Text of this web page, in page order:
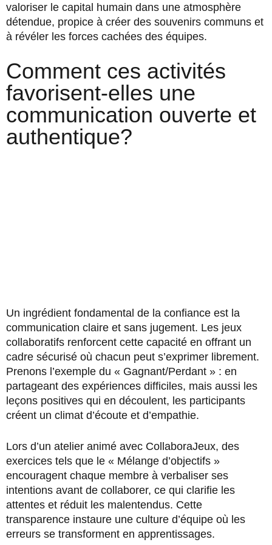
valoriser le capital humain dans une atmosphère
détendue, propice à créer des souvenirs communs et
à révéler les forces cachées des équipes.
Comment ces activités
favorisent-elles une
communication ouverte et
authentique?
Un ingrédient fondamental de la confiance est la
communication claire et sans jugement. Les jeux
collaboratifs renforcent cette capacité en offrant un
cadre sécurisé où chacun peut s’exprimer librement.
Prenons l’exemple du « Gagnant/Perdant » : en
partageant des expériences difficiles, mais aussi les
leçons positives qui en découlent, les participants
créent un climat d’écoute et d’empathie.
Lors d’un atelier animé avec CollaboraJeux, des
exercices tels que le « Mélange d’objectifs »
encouragent chaque membre à verbaliser ses
intentions avant de collaborer, ce qui clarifie les
attentes et réduit les malentendus. Cette
transparence instaure une culture d’équipe où les
erreurs se transforment en apprentissages.